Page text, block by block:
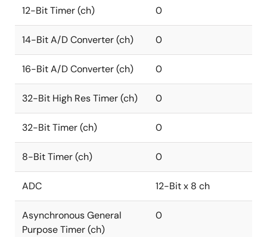
12-Bit Timer (ch) 0
14-Bit A/D Converter (ch) 0
16-Bit A/D Converter (ch) 0
32-Bit High Res Timer (ch) 0
32-Bit Timer (ch) 0
8-Bit Timer (ch) 0
ADC 12-Bit x 8 ch
Asynchronous General
Purpose Timer (ch)
0